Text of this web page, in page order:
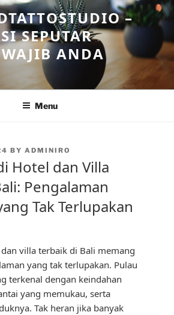
–
SEPUTAR
ANDA
Menu
BY ADMINIRO
Hotel dan Villa
Pengalaman
Tak Terlupakan
villa terbaik di Bali memang
yang tak terlupakan. Pulau
terkenal dengan keindahan
yang memukau, serta
Tak heran jika banyak